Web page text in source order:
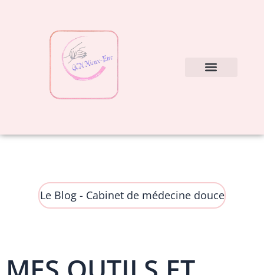
Le Blog - Cabinet de médecine douce